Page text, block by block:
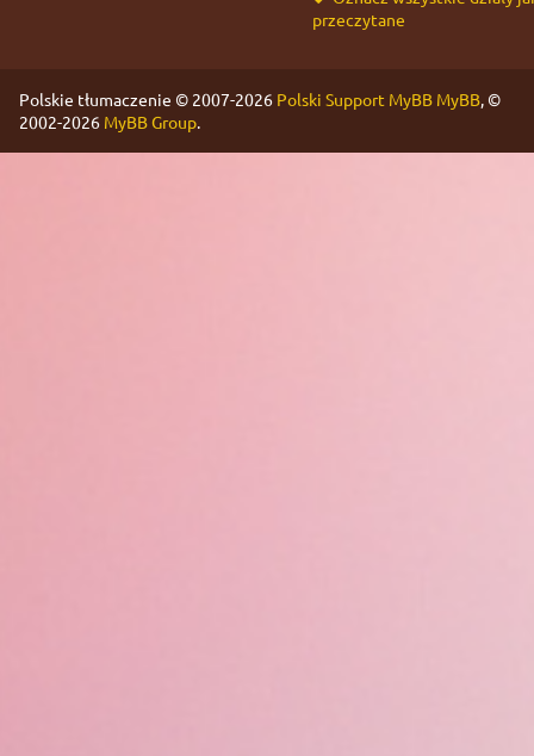
przeczytane
Polskie tłumaczenie © 2007-2026 Polski Support MyBB MyBB, ©
2002-2026 MyBB Group.